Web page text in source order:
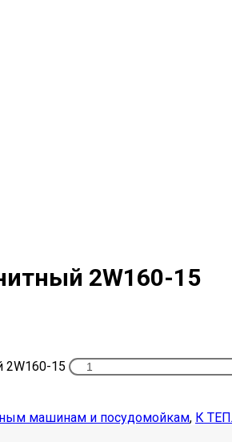
2W160-15
2W160-15
машинам и посудомойкам, К